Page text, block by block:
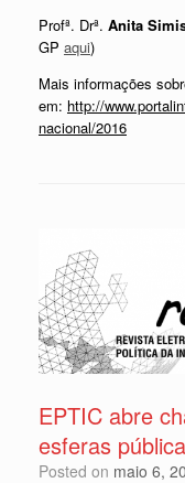
Profª. Drª. Anita
GP aqui)
Mais informações
em: http://
nacional/2016
EPTIC abre
esferas
Posted on maio 6,